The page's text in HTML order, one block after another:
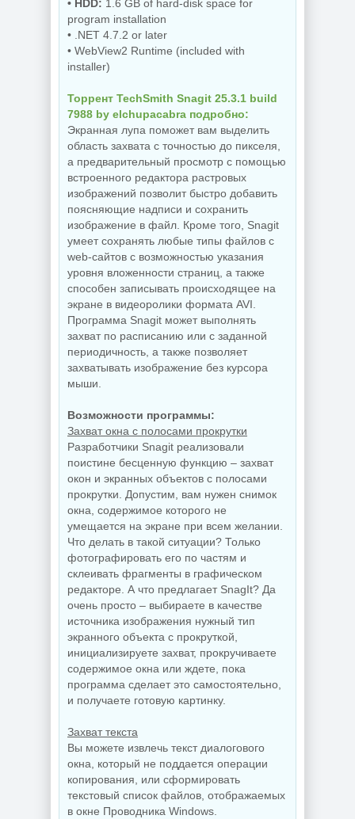
Бесплатный
антивирус
Comodo Internet
12.4.0.8170 Final
NEW
Резервное
копирование
Hasleo Backup
Dodakaedr
изображений Krita
5.3.3 by 7997
NEW
Управление
процессами
Windows Process
Lasso Pro
18.2.3.42
NEW
Захват снимков с
монитора
FastStone Capture
11.3 by KpoJIuK
NEW
Windows 11 Pro
Build 28000.2525
NEW
Скриншоты
экрана TechSmith
Snagit 26.3.1 build
11825 by
elchupacabra
NEW
Видеозапись с
монитора
TechSmith
Build 18353 by
elchupacabra
NEW
Копирование
дисков
BurnAware
Professional |
Premium 19.2
NEW
Звуковой
редактор
GoldWave 7.05
• HDD: 1.6 GB of hard-disk space for
program installation
• .NET 4.7.2 or later
• WebView2 Runtime (included with
installer)
Торрент TechSmith Snagit 25.3.1 build
7988 by elchupacabra подробно:
Экранная лупа поможет вам выделить
область захвата с точностью до пикселя,
а предварительный просмотр с помощью
встроенного редактора растровых
изображений позволит быстро добавить
поясняющие надписи и сохранить
изображение в файл. Кроме того, Snagit
умеет сохранять любые типы файлов с
web-сайтов с возможностью указания
уровня вложенности страниц, а также
способен записывать происходящее на
экране в видеоролики формата AVI.
Программа Snagit может выполнять
захват по расписанию или с заданной
периодичность, а также позволяет
захватывать изображение без курсора
мыши.
Возможности программы:
Захват окна с полосами прокрутки
Разработчики Snagit реализовали
поистине бесценную функцию – захват
окон и экранных объектов с полосами
прокрутки. Допустим, вам нужен снимок
окна, содержимое которого не
умещается на экране при всем желании.
Что делать в такой ситуации? Только
фотографировать его по частям и
склеивать фрагменты в графическом
редакторе. А что предлагает SnagIt? Да
очень просто – выбираете в качестве
источника изображения нужный тип
экранного объекта с прокруткой,
инициализируете захват, прокручиваете
содержимое окна или ждете, пока
программа сделает это самостоятельно,
и получаете готовую картинку.
Захват текста
Вы можете извлечь текст диалогового
окна, который не поддается операции
копирования, или сформировать
текстовый список файлов, отображаемых
в окне Проводника Windows.